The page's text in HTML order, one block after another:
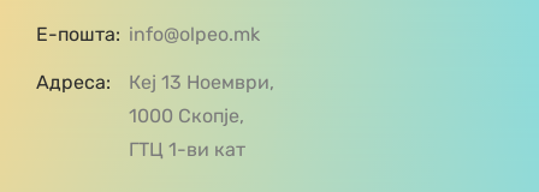
Е-пошта: info@olpeo.mk
Адреса:
Кеј 13 Ноември,
1000 Скопје,
ГТЦ 1-ви кат